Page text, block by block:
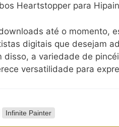
Heartstopper para
até o momento,
digitais que desejam
disso, a variedade de
versatilidade para
Infinite Painter